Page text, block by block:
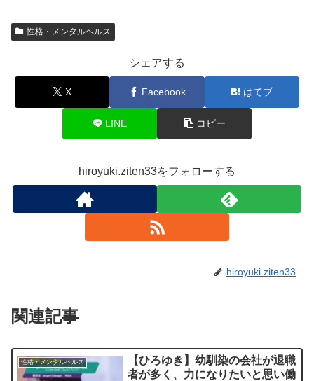
性格・メンタルヘルス
シェアする
X Facebook はてブ
LINE コピー
hiroyuki.ziten33をフォローする
hiroyuki.ziten33
関連記事
性格・メンタルヘルス
【ひろゆき】幼馴染の会社が退職
者が多く、力になりたいと思い働